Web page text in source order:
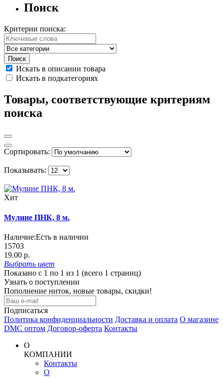
Поиск
Критерии поиска:
Искать в описании товара
Искать в подкатегориях
Товары, соответствующие критериям
поиска
Сортировать:
Показывать:
Хит
Мулине ПНК, 8 м.
Наличие:Есть в наличии
15703
19.00 р.
Выбрать цвет
Показано с 1 по 1 из 1 (всего 1 страниц)
Узнать о поступлении
Пополнение ниток, новые товары, скидки!
Подписаться
Политика конфиденциальности Доставка и оплата О магазине
DMC оптом Договор-оферта Контакты
О
КОМПАНИИ
Контакты
О